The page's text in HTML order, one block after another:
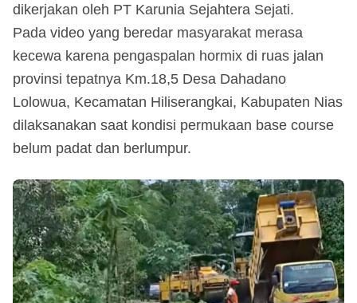
dikerjakan oleh PT Karunia Sejahtera Sejati.
Pada video yang beredar masyarakat merasa
kecewa karena pengaspalan hormix di ruas jalan
provinsi tepatnya Km.18,5 Desa Dahadano
Lolowua, Kecamatan Hiliserangkai, Kabupaten Nias
dilaksanakan saat kondisi permukaan base course
belum padat dan berlumpur.